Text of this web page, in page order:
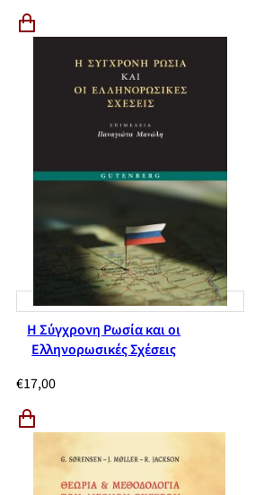
Η Σύγχρονη Ρωσία και οι
Ελληνορωσικές Σχέσεις
€17,00